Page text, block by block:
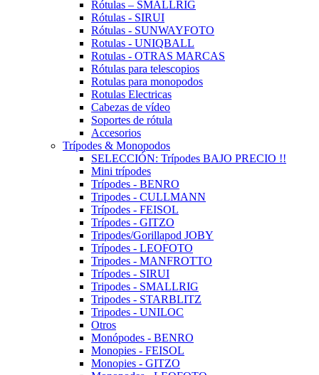
Rótulas – SMALLRIG
Rótulas - SIRUI
Rótulas - SUNWAYFOTO
Rotulas - UNIQBALL
Rotulas - OTRAS MARCAS
Rótulas para telescopios
Rotulas para monopodos
Rotulas Electricas
Cabezas de vídeo
Soportes de rótula
Accesorios
Trípodes & Monopodos
SELECCIÓN: Trípodes BAJO PRECIO !!
Mini trípodes
Trípodes - BENRO
Tripodes - CULLMANN
Trípodes - FEISOL
Trípodes - GITZO
Tripodes/Gorillapod JOBY
Trípodes - LEOFOTO
Tripodes - MANFROTTO
Trípodes - SIRUI
Tripodes - SMALLRIG
Tripodes - STARBLITZ
Tripodes - UNILOC
Otros
Monópodes - BENRO
Monopies - FEISOL
Monopies - GITZO